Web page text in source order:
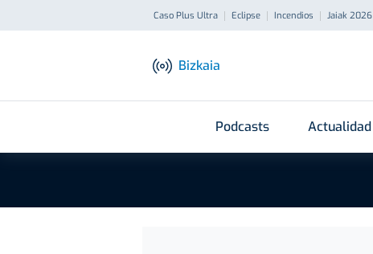
Caso Plus Ultra Eclipse Incendios Jaiak 2026
Bizkaia
Podcasts Actualidad